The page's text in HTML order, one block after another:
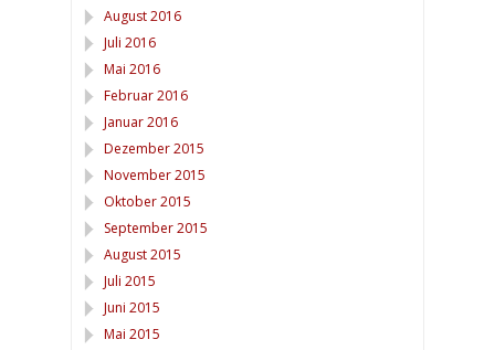
August 2016
Juli 2016
Mai 2016
Februar 2016
Januar 2016
Dezember 2015
November 2015
Oktober 2015
September 2015
August 2015
Juli 2015
Juni 2015
Mai 2015